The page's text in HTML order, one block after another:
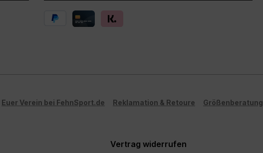
Euer Verein bei FehnSport.de Reklamation & Retoure Größenberatung
Vertrag widerrufen